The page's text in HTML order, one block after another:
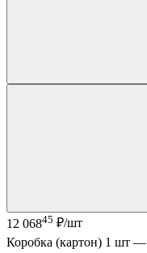
12 06845 ₽/шт
Коробка (картон) 1 шт —